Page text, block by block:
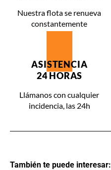
Nuestra flota se renueva
constantemente
ASISTENCIA
24 HORAS
Llámanos con cualquier
incidencia, las 24h
También te puede interesar: